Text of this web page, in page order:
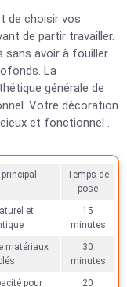
de choisir vos
de partir travailler.
sans avoir à fouiller
La
générale de
Votre décoration
et fonctionnel .
Temps de
pose
et
15
minutes
matériaux
30
minutes
pour
20